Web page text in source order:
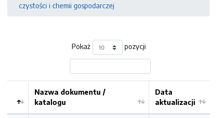
czystości i chemii gospodarczej
Pokaż pozycji
Nazwa dokumentu /
katalogu
Data
aktualizacji